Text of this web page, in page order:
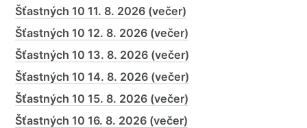
Šťastných 10 11. 8. 2026 (večer)
Šťastných 10 12. 8. 2026 (večer)
Šťastných 10 13. 8. 2026 (večer)
Šťastných 10 14. 8. 2026 (večer)
Šťastných 10 15. 8. 2026 (večer)
Šťastných 10 16. 8. 2026 (večer)